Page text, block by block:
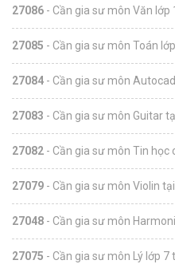
27086 - Cần gia sư môn Văn lớp
27085 - Cần gia sư môn Toán
27084 - Cần gia sư môn
27083 - Cần gia sư môn Guitar
27082 - Cần gia sư môn Tin học
27079 - Cần gia sư môn Violin
27048 - Cần gia sư môn
27075 - Cần gia sư môn Lý lớp 7